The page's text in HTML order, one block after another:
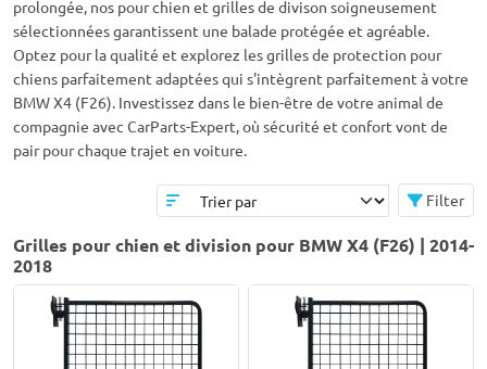
prolongée, nos pour chien et grilles de divison soigneusement
sélectionnées garantissent une balade protégée et agréable.
Optez pour la qualité et explorez les grilles de protection pour
chiens parfaitement adaptées qui s'intègrent parfaitement à votre
BMW X4 (F26). Investissez dans le bien-être de votre animal de
compagnie avec CarParts-Expert, où sécurité et confort vont de
pair pour chaque trajet en voiture.
Filter
Grilles pour chien et division pour BMW X4 (F26) | 2014-
2018